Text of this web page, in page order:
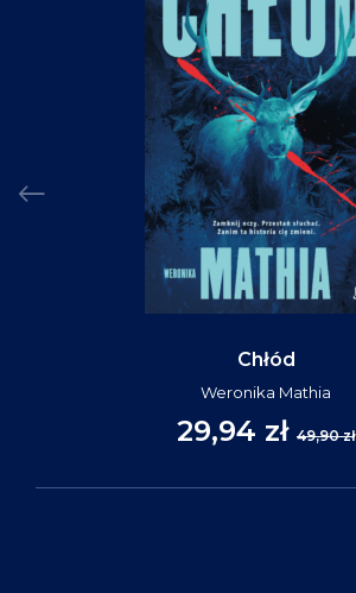
Chłód
Weronika Mathia
29,94 zł 49,90 zł